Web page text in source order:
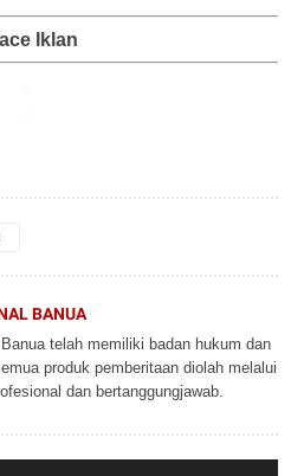
Iklan
BANUA
telah memiliki badan hukum dan
produk pemberitaan diolah melalui
dan bertanggungjawab.